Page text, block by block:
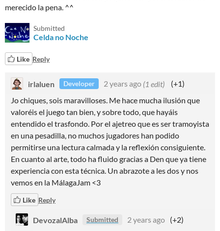
merecido la pena. ^^
Submitted
Celda no Noche
Like Reply
irlaluen Developer 2 years ago (1 edit)
(+1)
Jo chiques, sois maravilloses. Me hace mucha ilusión que
valoréis el juego tan bien, y sobre todo, que hayáis
entendido el trasfondo. Por el ajetreo que es ser tramoyista
en una pesadilla, no muchos jugadores han podido
permitirse una lectura calmada y la reflexión consiguiente.
En cuanto al arte, todo ha fluido gracias a Den que ya tiene
experiencia con esta técnica. Un abrazote a les dos y nos
vemos en la MálagaJam <3
Like Reply
DevozalAlba Submitted 2 years ago (+2)